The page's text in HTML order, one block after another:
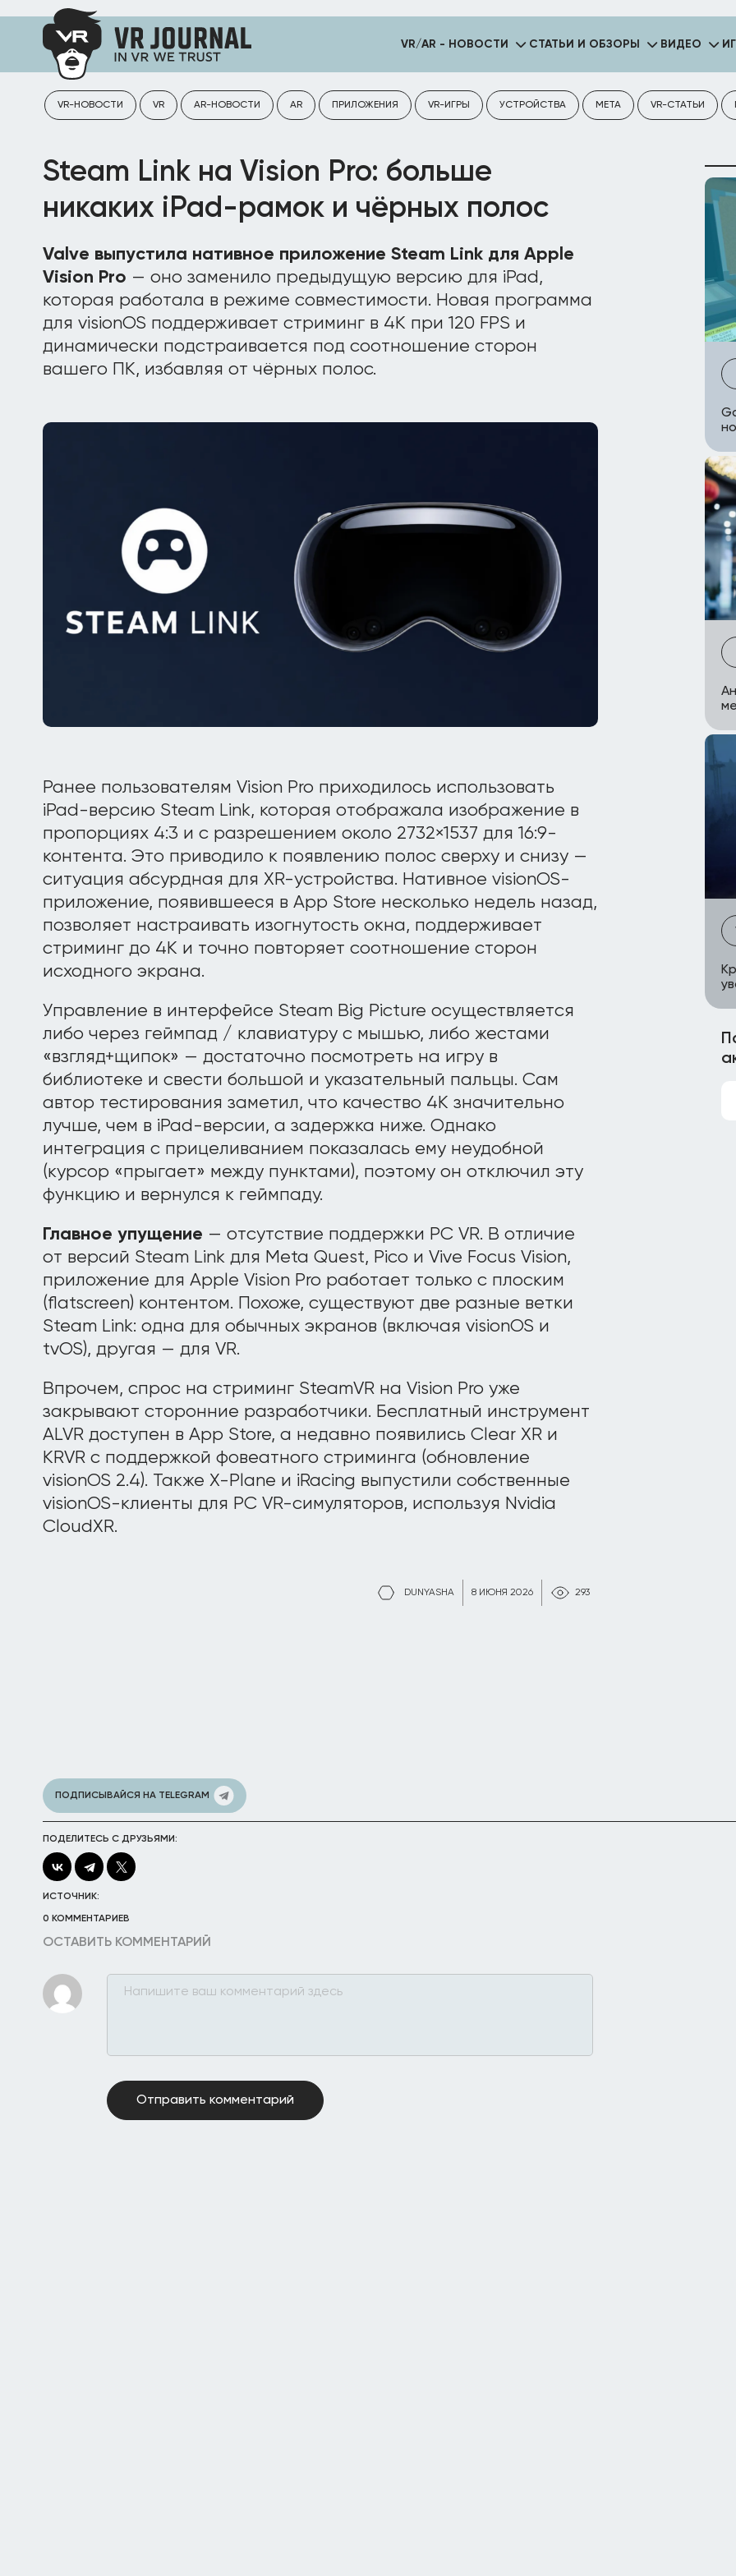
VR/AR - НОВОСТИ СТАТЬИ И ОБЗОРЫ ВИДЕО
VR-НОВОСТИ VR AR-НОВОСТИ AR ПРИЛОЖЕНИЯ VR-ИГРЫ УСТРОЙСТВА META VR-СТАТЬИ
DUNYASHA 8 ИЮНЯ 2026 293
Steam Link на Vision Pro: больше
никаких iPad-рамок и чёрных полос
Valve выпустила нативное приложение Steam Link для Apple
Vision Pro — оно заменило предыдущую версию для iPad,
которая работала в режиме совместимости. Новая программа
для visionOS поддерживает стриминг в 4K при 120 FPS и
динамически подстраивается под соотношение сторон
вашего ПК, избавляя от чёрных полос.
Ранее пользователям Vision Pro приходилось использовать
iPad-версию Steam Link, которая отображала изображение в
пропорциях 4:3 и с разрешением около 2732×1537 для 16:9-
контента. Это приводило к появлению полос сверху и снизу —
ситуация абсурдная для XR-устройства. Нативное visionOS-
приложение, появившееся в App Store несколько недель назад,
позволяет настраивать изогнутость окна, поддерживает
стриминг до 4K и точно повторяет соотношение сторон
исходного экрана.
Управление в интерфейсе Steam Big Picture осуществляется
либо через геймпад / клавиатуру с мышью, либо жестами
«взгляд+щипок» — достаточно посмотреть на игру в
библиотеке и свести большой и указательный пальцы. Сам
автор тестирования заметил, что качество 4K значительно
лучше, чем в iPad-версии, а задержка ниже. Однако
интеграция с прицеливанием показалась ему неудобной
(курсор «прыгает» между пунктами), поэтому он отключил эту
функцию и вернулся к геймпаду.
Главное упущение — отсутствие поддержки PC VR. В отличие
от версий Steam Link для Meta Quest, Pico и Vive Focus Vision,
приложение для Apple Vision Pro работает только с плоским
(flatscreen) контентом. Похоже, существуют две разные ветки
Steam Link: одна для обычных экранов (включая visionOS и
tvOS), другая — для VR.
Впрочем, спрос на стриминг SteamVR на Vision Pro уже
закрывают сторонние разработчики. Бесплатный инструмент
ALVR доступен в App Store, а недавно появились Clear XR и
KRVR с поддержкой фовеатного стриминга (обновление
visionOS 2.4). Также X-Plane и iRacing выпустили собственные
visionOS-клиенты для PC VR-симуляторов, используя Nvidia
CloudXR.
ПОДПИСЫВАЙСЯ НА TELEGRAM
ПОДЕЛИТЕСЬ С ДРУЗЬЯМИ:
ИСТОЧНИК:
0 КОММЕНТАРИЕВ
ОСТАВИТЬ КОММЕНТАРИЙ